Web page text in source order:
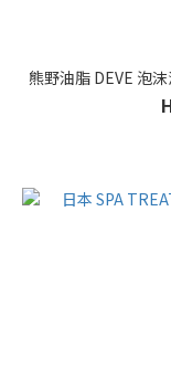
熊野油脂 DEVE 泡